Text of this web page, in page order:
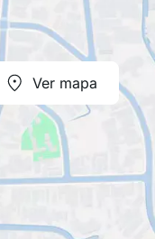
Ver mapa